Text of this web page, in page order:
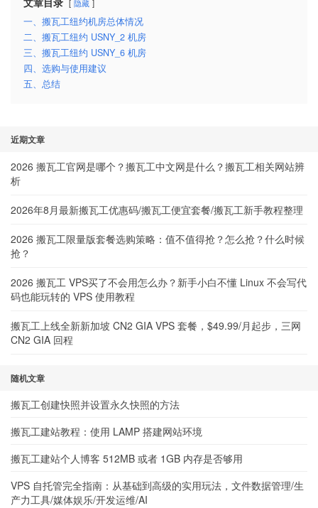
隐藏
一、搬瓦工纽约机房总体情况
二、搬瓦工纽约 USNY_2 机房
三、搬瓦工纽约 USNY_6 机房
四、选购与使用建议
五、总结
近期文章
2026 搬瓦工官网是哪个？搬瓦工中文网是什么？搬瓦工相关网站辨
析
2026年8月最新搬瓦工优惠码/搬瓦工便宜套餐/搬瓦工新手教程整理
2026 搬瓦工限量版套餐选购策略：值不值得抢？怎么抢？什么时候
抢？
2026 搬瓦工 VPS买了不会用怎么办？新手小白不懂 Linux 不会写代
码也能玩转的 VPS 使用教程
搬瓦工上线全新新加坡 CN2 GIA VPS 套餐，$49.99/月起步，三网
CN2 GIA 回程
随机文章
搬瓦工创建快照并设置永久快照的方法
搬瓦工建站教程：使用 LAMP 搭建网站环境
搬瓦工建站个人博客 512MB 或者 1GB 内存是否够用
VPS 自托管完全指南：从基础到高级的实用玩法，文件数据管理/生
产力工具/媒体娱乐/开发运维/AI